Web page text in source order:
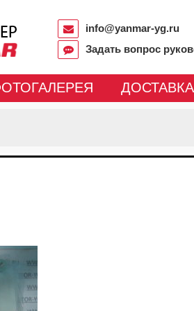
info@yanmar-yg.ru
Задать вопрос